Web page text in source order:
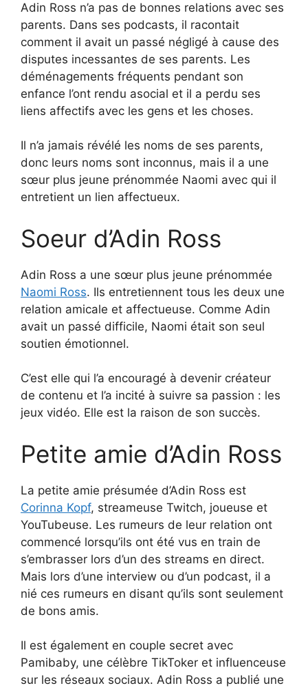
Adin Ross n’a pas de bonnes relations avec ses
parents. Dans ses podcasts, il racontait
comment il avait un passé négligé à cause des
disputes incessantes de ses parents. Les
déménagements fréquents pendant son
enfance l’ont rendu asocial et il a perdu ses
liens affectifs avec les gens et les choses.
Il n’a jamais révélé les noms de ses parents,
donc leurs noms sont inconnus, mais il a une
sœur plus jeune prénommée Naomi avec qui il
entretient un lien affectueux.
Soeur d’Adin Ross
Adin Ross a une sœur plus jeune prénommée
Naomi Ross. Ils entretiennent tous les deux une
relation amicale et affectueuse. Comme Adin
avait un passé difficile, Naomi était son seul
soutien émotionnel.
C’est elle qui l’a encouragé à devenir créateur
de contenu et l’a incité à suivre sa passion : les
jeux vidéo. Elle est la raison de son succès.
Petite amie d’Adin Ross
La petite amie présumée d’Adin Ross est
Corinna Kopf, streameuse Twitch, joueuse et
YouTubeuse. Les rumeurs de leur relation ont
commencé lorsqu’ils ont été vus en train de
s’embrasser lors d’un des streams en direct.
Mais lors d’une interview ou d’un podcast, il a
nié ces rumeurs en disant qu’ils sont seulement
de bons amis.
Il est également en couple secret avec
Pamibaby, une célèbre TikToker et influenceuse
sur les réseaux sociaux. Adin Ross a publié une